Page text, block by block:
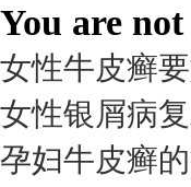
You are
女性牛皮癣
女性银屑病
孕妇牛皮癣